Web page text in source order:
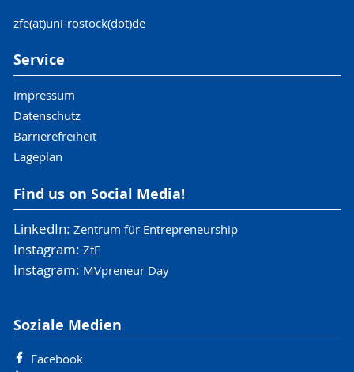
zfe(at)uni-rostock(dot)de
Service
Impressum
Datenschutz
Barrierefreiheit
Lageplan
Find us on Social Media!
LinkedIn: Zentrum für Entrepreneurship
Instagram: ZfE
Instagram: MVpreneur Day
Soziale Medien
Facebook